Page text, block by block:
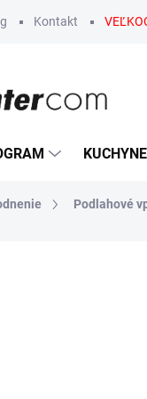
Kontakt
KUCHYNE
Podlahové